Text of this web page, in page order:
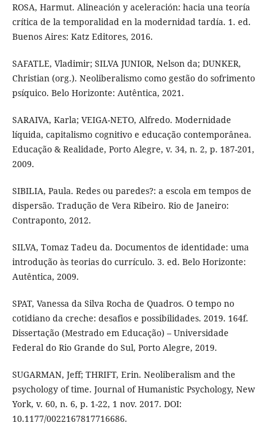
ROSA, Harmut. Alineación y aceleración: hacia una teoría
crítica de la temporalidad en la modernidad tardía. 1. ed.
Buenos Aires: Katz Editores, 2016.
SAFATLE, Vladimir; SILVA JUNIOR, Nelson da; DUNKER,
Christian (org.). Neoliberalismo como gestão do sofrimento
psíquico. Belo Horizonte: Autêntica, 2021.
SARAIVA, Karla; VEIGA-NETO, Alfredo. Modernidade
líquida, capitalismo cognitivo e educação contemporânea.
Educação & Realidade, Porto Alegre, v. 34, n. 2, p. 187-201,
2009.
SIBILIA, Paula. Redes ou paredes?: a escola em tempos de
dispersão. Tradução de Vera Ribeiro. Rio de Janeiro:
Contraponto, 2012.
SILVA, Tomaz Tadeu da. Documentos de identidade: uma
introdução às teorias do currículo. 3. ed. Belo Horizonte:
Autêntica, 2009.
SPAT, Vanessa da Silva Rocha de Quadros. O tempo no
cotidiano da creche: desafios e possibilidades. 2019. 164f.
Dissertação (Mestrado em Educação) – Universidade
Federal do Rio Grande do Sul, Porto Alegre, 2019.
SUGARMAN, Jeff; THRIFT, Erin. Neoliberalism and the
psychology of time. Journal of Humanistic Psychology, New
York, v. 60, n. 6, p. 1-22, 1 nov. 2017. DOI:
10.1177/0022167817716686.